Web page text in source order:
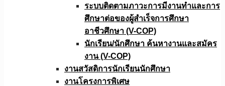
ระบบติดตามภาวะการมีงานทำและการ
ศึกษาต่อของผู้สำเร็จการศึกษา
อาชีวศึกษา (V-COP)
นักเรียน/นักศึกษา ค้นหางานและสมัคร
งาน (V-COP)
งานสวัสดิการนักเรียนนักศึกษา
งานโครงการพิเศษ